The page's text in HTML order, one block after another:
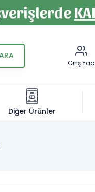
Giriş Yap
Diğer Ürünler